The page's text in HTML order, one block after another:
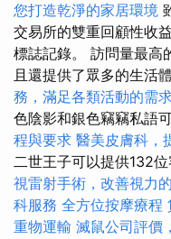
您打造乾淨的家居環境
交易所的雙重回顧性收
標誌記錄。 訪問量最高
且還提供了眾多的生活
務，滿足各類活動的需
色陰影和銀色竊竊私語
程與要求 醫美皮膚科，
二世王子可以提供132
視雷射手術，改善視力
科服務 全方位按摩療程
重物運輸 滅鼠公司評價